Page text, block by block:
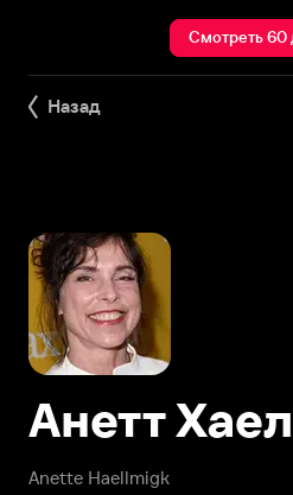
Смотреть 60
Назад
Anette Haellmigk
Анетт